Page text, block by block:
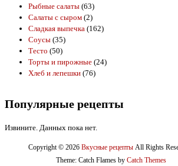
Рыбные салаты (63)
Салаты с сыром (2)
Сладкая выпечка (162)
Соусы (35)
Тесто (50)
Торты и пирожные (24)
Хлеб и лепешки (76)
Популярные рецепты
Извините. Данных пока нет.
Copyright © 2026 Вкусные рецепты All Rights
Theme: Catch Flames by Catch Themes